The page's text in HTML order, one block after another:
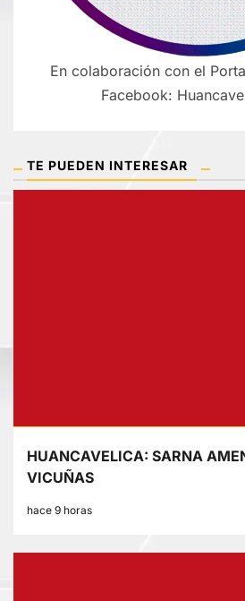
En colaboración con el
Facebook:
TE PUEDEN INTERESAR
HUANCAVELICA: SARNA
VICUÑAS
hace 9 horas